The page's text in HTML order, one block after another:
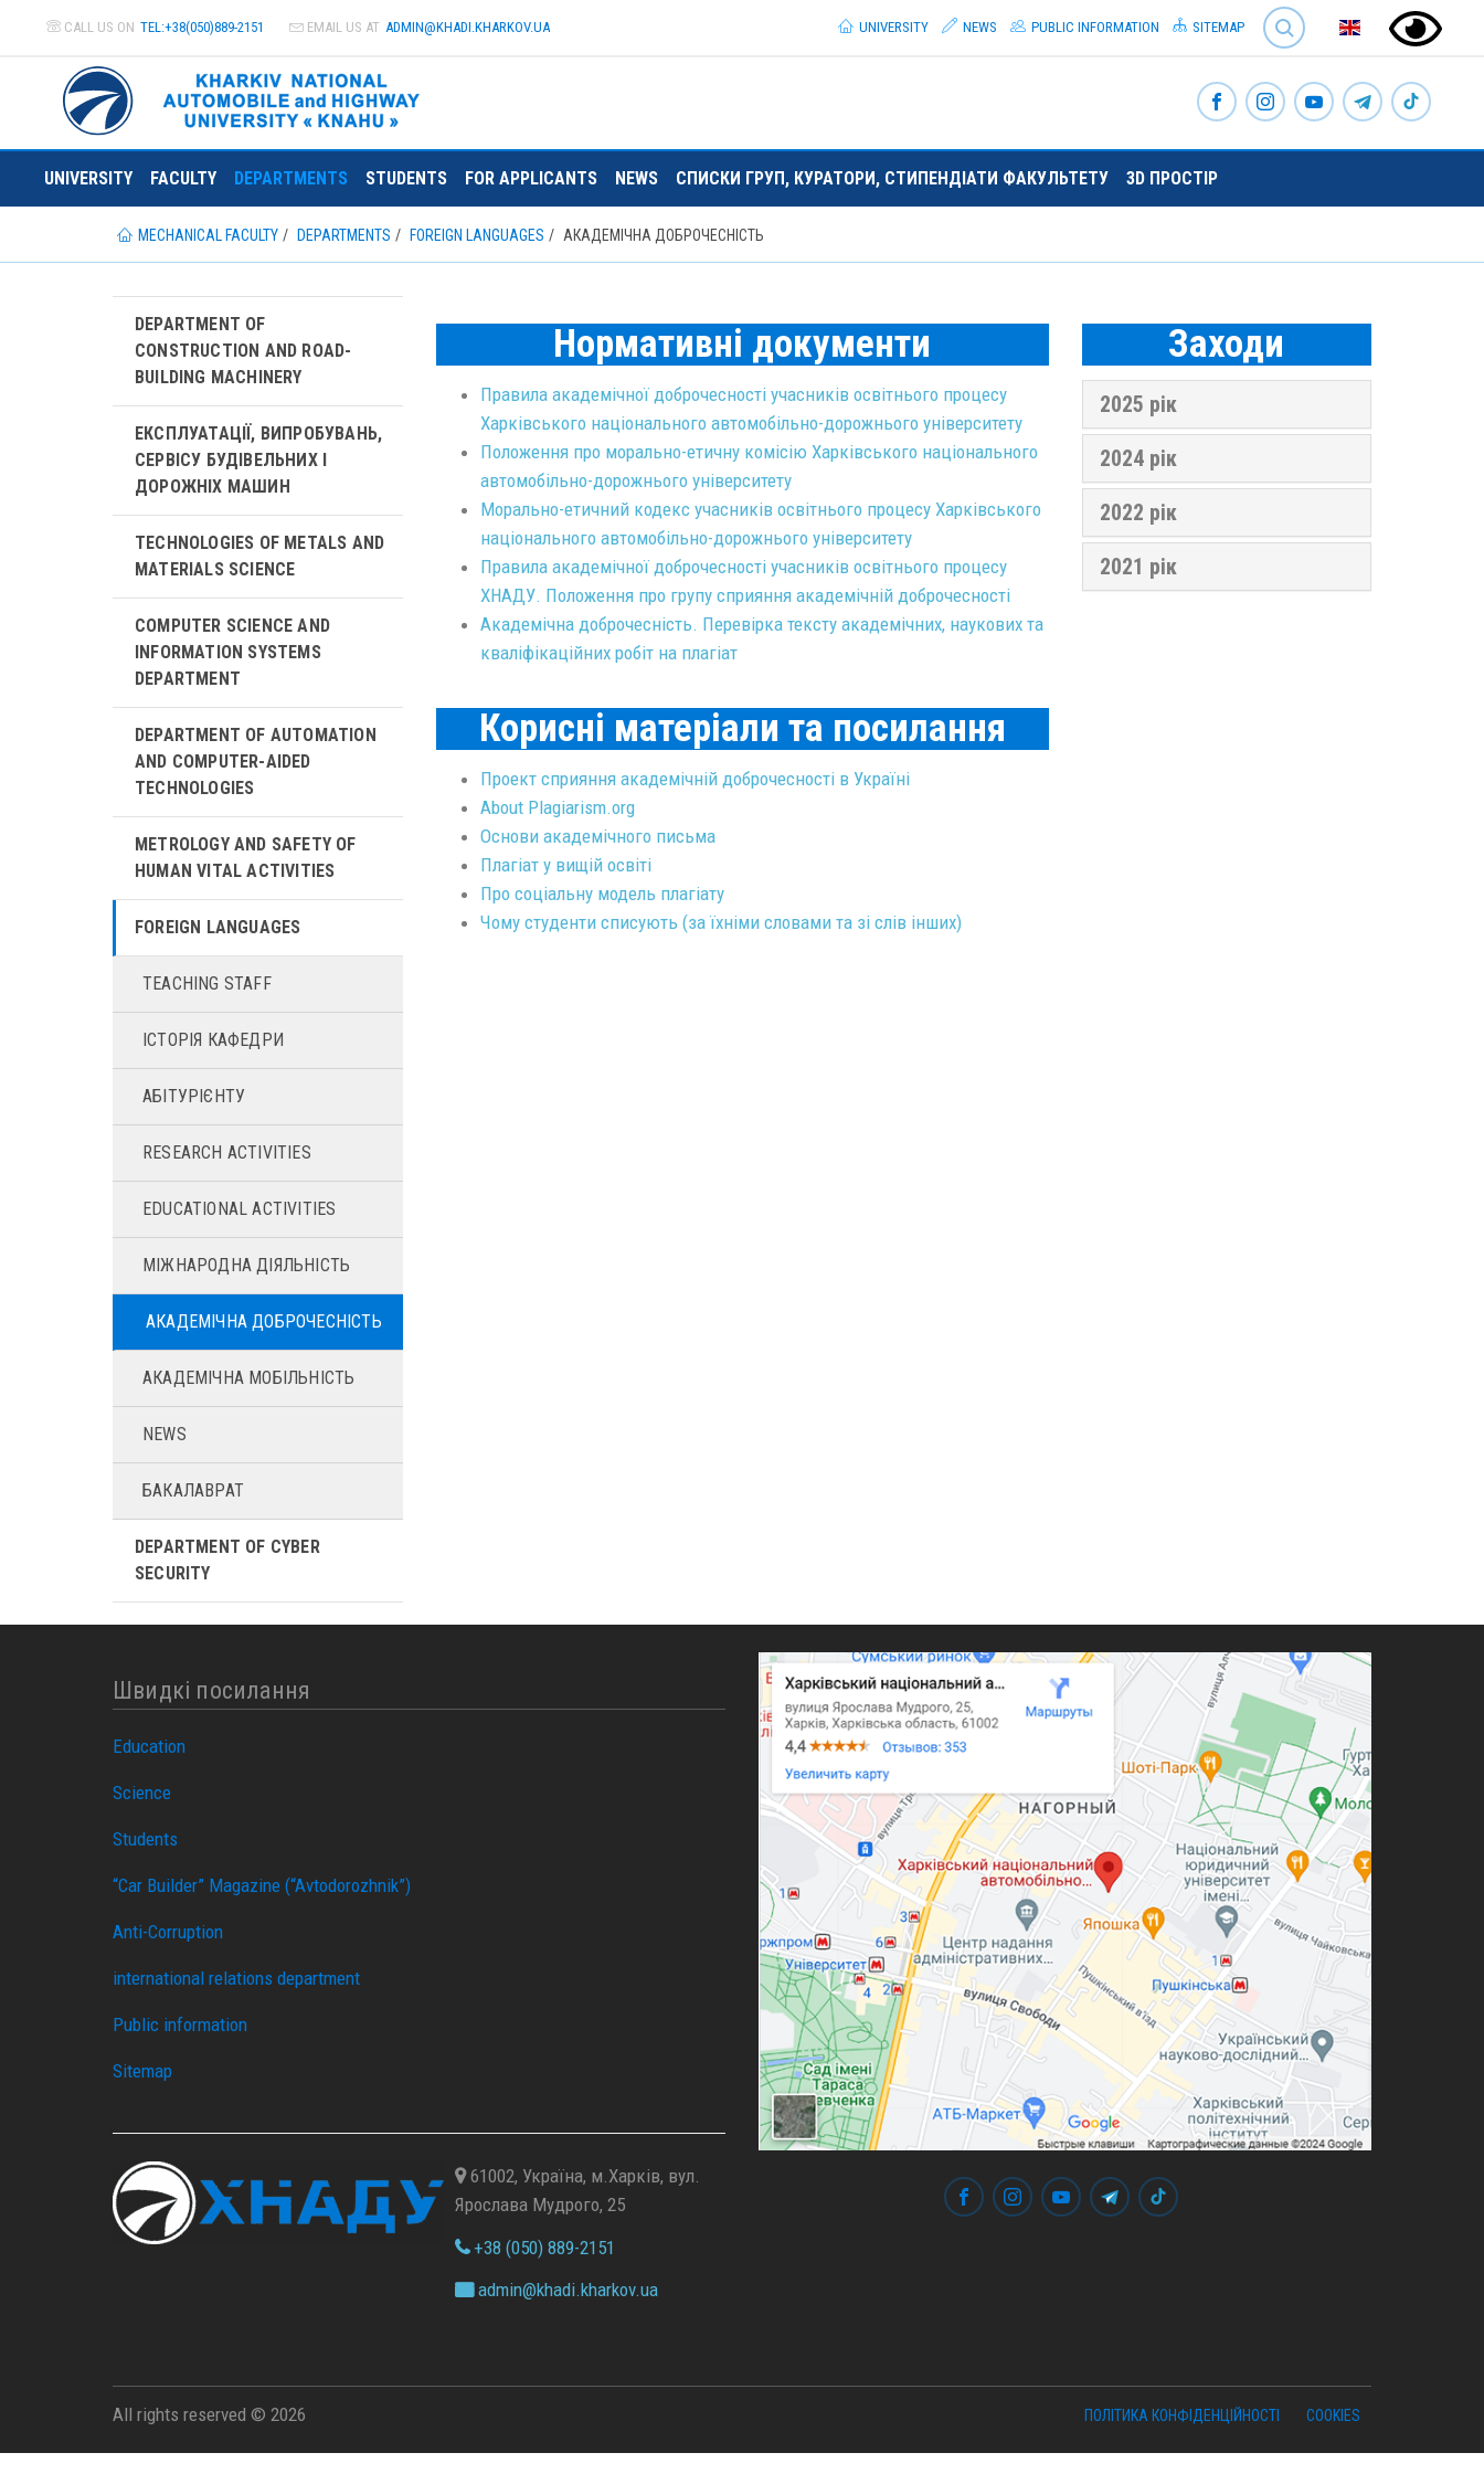
CALL US ON TEL:+38(050)889-2151 EMAIL US AT ADMIN@KHADI.KHARKOV.UA
SEARCH
UNIVERSITY
NEWS PUBLIC INFORMATION SITEMAP
UNIVERSITY FACULTY DEPARTMENTS STUDENTS FOR APPLICANTS NEWS СПИСКИ ГРУП, КУРАТОРИ, СТИПЕНДІАТИ ФАКУЛЬТЕТУ 3D ПРОСТІР
MECHANICAL FACULTY DEPARTMENTS FOREIGN LANGUAGES АКАДЕМІЧНА ДОБРОЧЕСНІСТЬ
Нормативні документи
Правила академічної доброчесності учасників освітнього процесу
Харківського національного автомобільно-дорожнього універcитету
Положення про морально-етичну комісію Харківського національного
автомобільно-дорожнього університету
Морально-етичний кодекс учасників освітнього процесу Харківського
національного автомобільно-дорожнього університету
Правила академічної доброчесності учасників освітнього процесу
ХНАДУ. Положення про групу сприяння академічній доброчесності
Академічна доброчесність. Перевірка тексту академічних, наукових та
кваліфікаційних робіт на плагіат
Корисні матеріали та посилання
Проект сприяння академічній доброчесності в Україні
About Plagiarism.org
Основи академічного письма
Плагіат у вищій освіті
Про соціальну модель плагіату
Чому студенти списують (за їхніми словами та зі слів інших)
Заходи
2025 рік
2024 рік
2022 рік
2021 рік
DEPARTMENT OF
CONSTRUCTION AND ROAD-
BUILDING MACHINERY
ЕКСПЛУАТАЦІЇ, ВИПРОБУВАНЬ,
СЕРВІСУ БУДІВЕЛЬНИХ І
ДОРОЖНІХ МАШИН
TECHNOLOGIES OF METALS AND
MATERIALS SCIENCE
COMPUTER SCIENCE AND
INFORMATION SYSTEMS
DEPARTMENT
DEPARTMENT OF AUTOMATION
AND COMPUTER-AIDED
TECHNOLOGIES
METROLOGY AND SAFETY OF
HUMAN VITAL ACTIVITIES
FOREIGN LANGUAGES
TEACHING STAFF
ІСТОРІЯ КАФЕДРИ
АБІТУРІЄНТУ
RESEARCH ACTIVITIES
EDUCATIONAL ACTIVITIES
МІЖНАРОДНА ДІЯЛЬНІСТЬ
АКАДЕМІЧНА ДОБРОЧЕСНІСТЬ
АКАДЕМІЧНА МОБІЛЬНІСТЬ
NEWS
БАКАЛАВРАТ
DEPARTMENT OF CYBER ​​
SECURITY
Швидкі посилання
Education
Science
Students
“Car Builder” Magazine (“Avtodorozhnik”)
Anti-Corruption
international relations department
Public information
Sitemap
61002, Україна, м.Харків, вул.
Ярослава Мудрого, 25
+38 (050) 889-2151
admin@khadi.kharkov.ua
All rights reserved © 2026 ПОЛІТИКА КОНФІДЕНЦІЙНОСТІ COOKIES